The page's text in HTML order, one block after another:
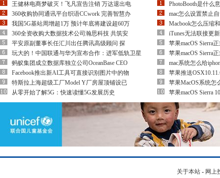
王健林电商梦破灭！飞凡宣告注销 万达退出电
360收购协同通讯平台织语CCwork 完善智慧办
我国5G基站周增超1万 预计年底将建设超60万
360全资收购大数据技术公司瀚思科技 共筑安
平安原副董事长任汇川出任腾讯高级顾问 探
玩大的！中国联通与华为宣布合作：进军低轨卫星
蚂蚁集团成立数据库独立公司OceanBase CEO
Facebook推出新AI工具可直接识别图片中的物
特斯拉上海超级工厂Model Y厂房屋顶铺设已
从零开始了解5G：快速读懂5G发展历史
PhotoBooth是什么
mac怎么设置禁止
Macbook怎么压缩
iTunes无法联接更
苹果macOS Sierra
苹果macOS Sierra
mac系统怎么给
苹果推送
苹果MacOS系统怎
苹果macOS Sierra
关于本站 - 网上